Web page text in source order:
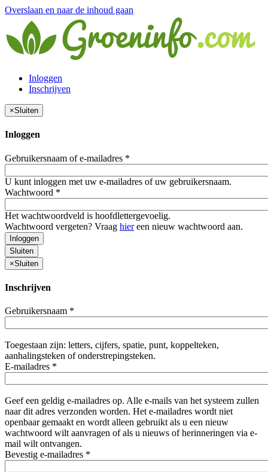
Overslaan en naar de inhoud gaan
Inloggen
Inschrijven
×Sluiten
Inloggen
Gebruikersnaam of e-mailadres *
U kunt inloggen met uw e-mailadres of uw gebruikersnaam.
Wachtwoord *
Het wachtwoordveld is hoofdlettergevoelig.
Wachtwoord vergeten? Vraag hiereen nieuw wachtwoord aan.
Inloggen
Sluiten
×Sluiten
Inschrijven
Gebruikersnaam *
Toegestaan zijn: letters, cijfers, spatie, punt, koppelteken,
aanhalingsteken of onderstrepingsteken.
E-mailadres *
Geef een geldig e-mailadres op. Alle e-mails van het systeem zullen
naar dit adres verzonden worden. Het e-mailadres wordt niet
openbaar gemaakt en wordt alleen gebruikt als u een nieuw
wachtwoord wilt aanvragen of als u nieuws of herinneringen via e-
mail wilt ontvangen.
Bevestig e-mailadres *